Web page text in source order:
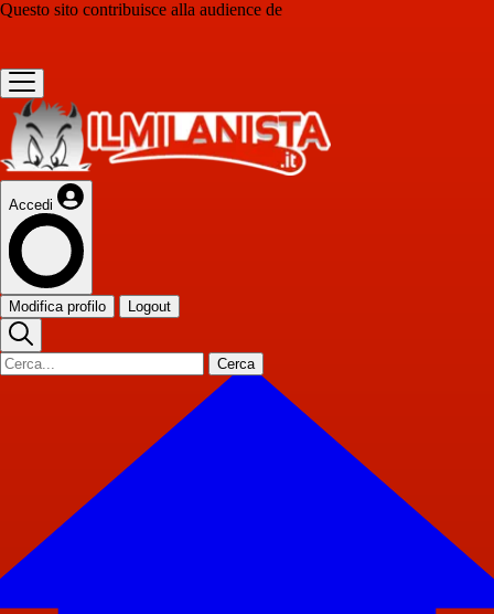
Questo sito contribuisce alla audience de
Accedi
Modifica profilo Logout
Cerca